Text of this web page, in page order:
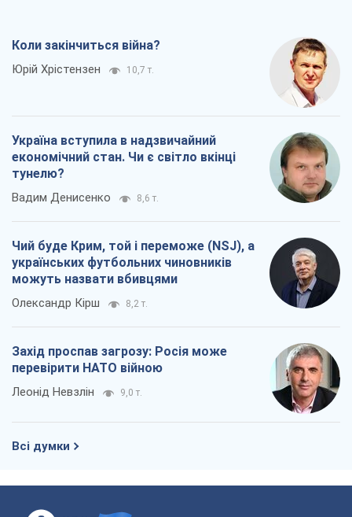
Коли закінчиться війна?
Юрій Хрістензен 10,7 т.
Україна вступила в надзвичайний
економічний стан. Чи є світло вкінці
тунелю?
Вадим Денисенко 8,6 т.
Чий буде Крим, той і переможе (NSJ), а
українських футбольних чиновників
можуть назвати вбивцями
Олександр Кірш 8,2 т.
Захід проспав загрозу: Росія може
перевірити НАТО війною
Леонід Невзлін 9,0 т.
Всі думки